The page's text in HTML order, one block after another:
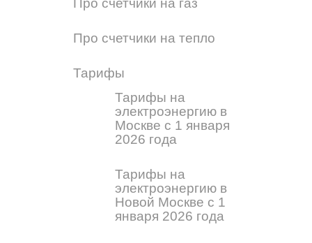
Про счетчики на газ
Про счетчики на тепло
Тарифы
Тарифы на
электроэнергию в
Москве с 1 января
2026 года
Тарифы на
электроэнергию в
Новой Москве с 1
января 2026 года